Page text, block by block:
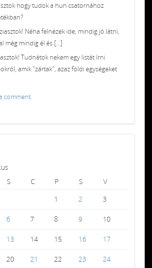
hogy tudok a hun csatornához
Néha felnézek ide, mindig jó látni,
még mindig él és [...]
Tudnátok nekem egy listát írni
amik "zártak", azaz földi egységeket
comment.
S C P S
V
1
2 3
6 7 8 9 10
13 14 15 16 17
20 21 22 23 24